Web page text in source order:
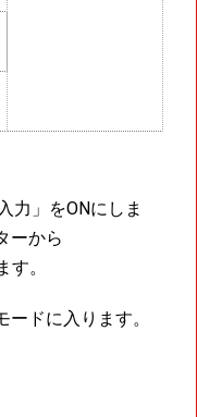
力」をONにしま
ーから
。
ドに入ります。